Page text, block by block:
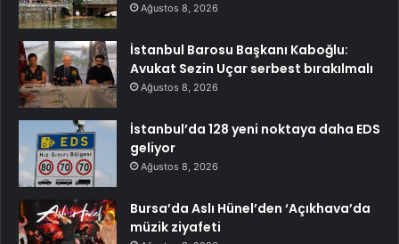
Ağustos 8, 2026
İstanbul Barosu Başkanı Kaboğlu:
Avukat Sezin Uçar serbest bırakılmalı
Ağustos 8, 2026
İstanbul’da 128 yeni noktaya daha EDS
geliyor
Ağustos 8, 2026
Bursa’da Aslı Hünel’den ‘Açıkhava’da
müzik ziyafeti